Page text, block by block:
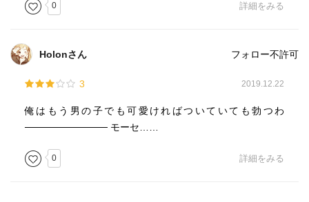
0 詳細をみる
Holonさん フォロー不許可
3 2019.12.22
俺はもう男の子でも可愛ければついていても勃つわ
──────────── モーセ……
0 詳細をみる